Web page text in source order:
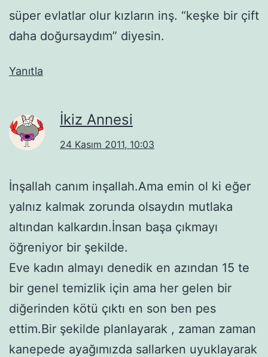
süper evlatlar olur kızların inş. “keşke bir çift
daha doğursaydım” diyesin.
Yanıtla
İkiz Annesi
24 Kasım 2011, 10:03
İnşallah canım inşallah.Ama emin ol ki eğer
yalnız kalmak zorunda olsaydın mutlaka
altından kalkardın.İnsan başa çıkmayı
öğreniyor bir şekilde.
Eve kadın almayı denedik en azından 15 te
bir genel temizlik için ama her gelen bir
diğerinden kötü çıktı en son ben pes
ettim.Bir şekilde planlayarak , zaman zaman
kanepede ayağımızda sallarken uyuklayarak